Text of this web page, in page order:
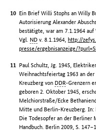
Ein Brief Willi Stophs an Willy
Autorisierung Alexander
bestätigte, war am 7.1.1964
Vgl. ND v. 8.1.1964,http://
presse/ergebnisanzeige/
Paul Schultz, Jg. 1945,
Weihnachtsfeiertag 1963 an
Kreuzberg von DDR-Grenzern
geboren 2. Oktober 1945,
Melchiorstraße/Ecke
Mitte und Berlin-Kreuzberg. In:
Die Todesopfer an der Berliner
Handbuch. Berlin 2009, S.